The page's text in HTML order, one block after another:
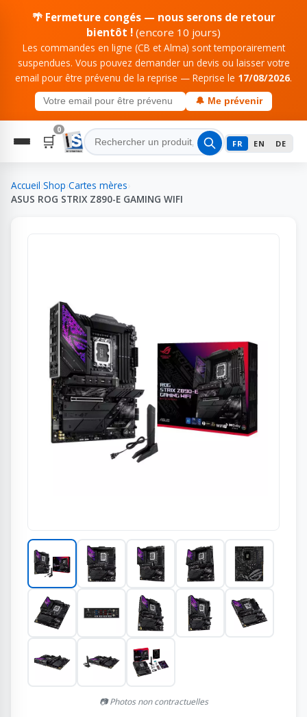
🌴 Fermeture congés — nous serons de retour
bientôt ! (encore 10 jours)
Les commandes en ligne (CB et Alma) sont temporairement
suspendues. Vous pouvez demander un devis ou laisser votre
email pour être prévenu de la reprise — Reprise le 17/08/2026.
🔔 Me prévenir
🛒
0
FR EN DE
Accueil Shop Cartes mères
ASUS ROG STRIX Z890-E GAMING WIFI
📷 Photos non contractuelles